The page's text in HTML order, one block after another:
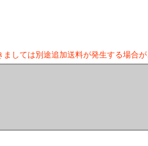
しては別途追加送料が発生する場合が